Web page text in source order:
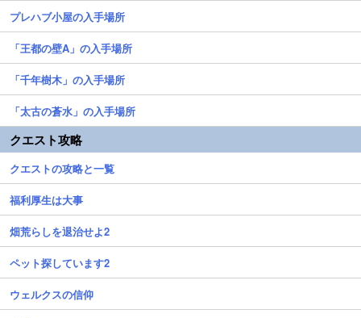
プレハブ小屋の入手場所
「王都の壁A」の入手場所
「千年樹木」の入手場所
「太古の蒼水」の入手場所
クエスト攻略
クエストの攻略と一覧
福利厚生は大事
畑荒らしを退治せよ2
ペット探しています2
ウェルクスの信仰